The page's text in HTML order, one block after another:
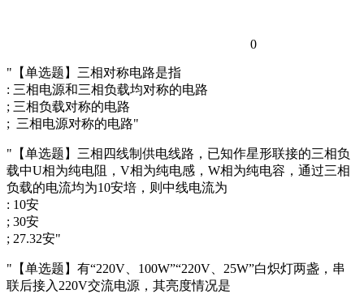
0
"【单选题】三相对称电路是指
: 三相电源和三相负载均对称的电路
; 三相负载对称的电路
; 三相电源对称的电路"
"【单选题】三相四线制供电线路，已知作星形联接的三相负
载中U相为纯电阻，V相为纯电感，W相为纯电容，通过三相
负载的电流均为10安培，则中线电流为
: 10安
; 30安
; 27.32安"
"【单选题】有“220V、100W”“220V、25W”白炽灯两盏，串
联后接入220V交流电源，其亮度情况是